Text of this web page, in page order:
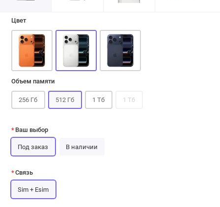
Цвет
Объем памяти
256 Гб 512 Гб 1 Тб 1 Tб
Ваш выбор
Под заказ В наличии
Связь
Sim + Esim